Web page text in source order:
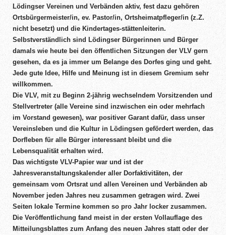
Lödingser Vereinen und Verbänden aktiv, fest dazu gehören
Ortsbürgermeister/in, ev. Pastor/in, Ortsheimatpfleger/in (z.Z.
nicht besetzt) und die Kindertages-stättenleiterin.
Selbstverständlich sind Lödingser Bürgerinnen und Bürger
damals wie heute bei den öffentlichen Sitzungen der VLV gern
gesehen, da es ja immer um Belange des Dorfes ging und geht.
Jede gute Idee, Hilfe und Meinung ist in diesem Gremium sehr
willkommen.
Die VLV, mit zu Beginn 2-jährig wechselndem Vorsitzenden und
Stellvertreter (alle Vereine sind inzwischen ein oder mehrfach
im Vorstand gewesen), war positiver Garant dafür, dass unser
Vereinsleben und die Kultur in Lödingsen gefördert werden, das
Dorfleben für alle Bürger interessant bleibt und die
Lebensqualität erhalten wird.
Das wichtigste VLV-Papier war und ist der
Jahresveranstaltungskalender aller Dorfaktivitäten, der
gemeinsam vom Ortsrat und allen Vereinen und Verbänden ab
November jeden Jahres neu zusammen getragen wird. Zwei
Seiten lokale Termine kommen so pro Jahr locker zusammen.
Die Veröffentlichung fand meist in der ersten Vollauflage des
Mitteilungsblattes zum Anfang des neuen Jahres statt oder der